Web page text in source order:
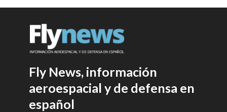
Fly News, información
aeroespacial y de defensa en
español